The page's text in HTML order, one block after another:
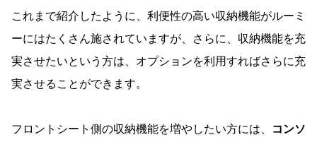
これまで紹介したように、利便性の高い収納機能がルーミ
ーにはたくさん施されていますが、さらに、収納機能を充
実させたいという方は、オプションを利用すればさらに充
実させることができます。
フロントシート側の収納機能を増やしたい方には、
コンソ